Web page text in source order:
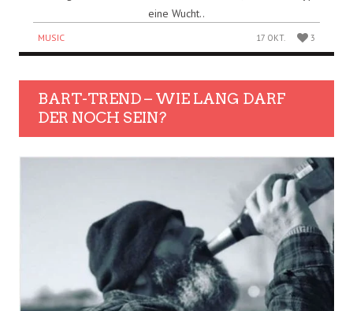
eine Wucht..
MUSIC 17 OKT. 3
BART-TREND – WIE LANG DARF
DER NOCH SEIN?